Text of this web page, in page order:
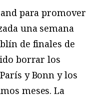
para promover
una semana
de finales de
borrar los
y Bonn y los
meses. La